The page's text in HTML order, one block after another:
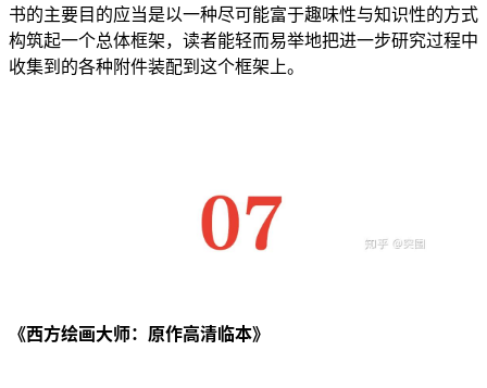
书的主要目的应当是以一种尽可能富于趣味性与知识性的方式
构筑起一个总体框架，读者能轻而易举地把进一步研究过程中
收集到的各种附件装配到这个框架上。
《西方绘画大师：原作高清临本》